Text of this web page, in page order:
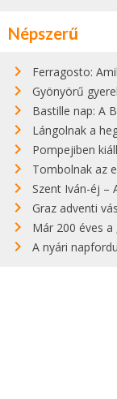
Népszerű
Ferragosto:
Gyönyörű
Bastille nap: A
Lángolnak a
Pompejiben
Tombolnak az
Szent Iván-éj –
Graz adventi
Már 200 éves a
A nyári napforduló